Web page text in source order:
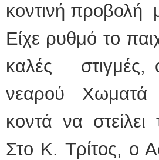
κοντινή προβολή
Είχε ρυθμό το
καλές στιγμές,
νεαρού Χωματά
κοντά να
Στο Κ. Τρίτος, ο